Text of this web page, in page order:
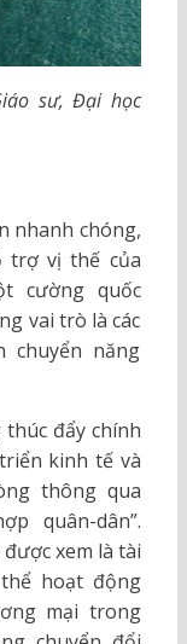
sư, Đại học
nhanh chóng,
trợ vị thế của
cường quốc
vai trò là các
chuyển năng
đẩy chính
kinh tế và
thông qua
quân-dân”.
xem là tài
hoạt động
mại trong